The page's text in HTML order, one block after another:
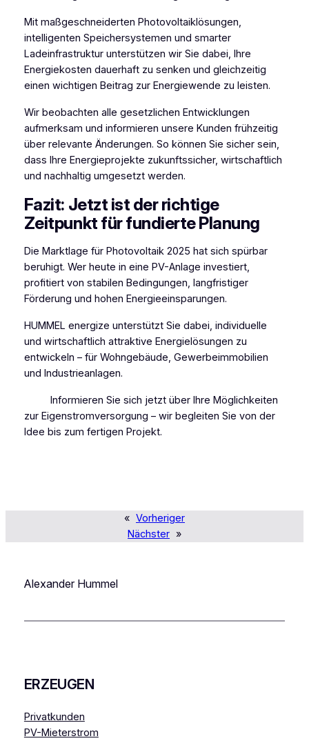
Mit maßgeschneiderten Photovoltaiklösungen,
intelligenten Speichersystemen und smarter
Ladeinfrastruktur unterstützen wir Sie dabei, Ihre
Energiekosten dauerhaft zu senken und gleichzeitig
einen wichtigen Beitrag zur Energiewende zu leisten.
Wir beobachten alle gesetzlichen Entwicklungen
aufmerksam und informieren unsere Kunden frühzeitig
über relevante Änderungen. So können Sie sicher sein,
dass Ihre Energieprojekte zukunftssicher, wirtschaftlich
und nachhaltig umgesetzt werden.
Fazit: Jetzt ist der richtige
Zeitpunkt für fundierte Planung
Die Marktlage für Photovoltaik 2025 hat sich spürbar
beruhigt. Wer heute in eine PV-Anlage investiert,
profitiert von stabilen Bedingungen, langfristiger
Förderung und hohen Energieeinsparungen.
HUMMEL energize unterstützt Sie dabei, individuelle
und wirtschaftlich attraktive Energielösungen zu
entwickeln – für Wohngebäude, Gewerbeimmobilien
und Industrieanlagen.
Informieren Sie sich jetzt über Ihre Möglichkeiten
zur Eigenstromversorgung – wir begleiten Sie von der
Idee bis zum fertigen Projekt.
« Vorheriger
Nächster »
Alexander Hummel
ERZEUGEN
Privatkunden
PV-Mieterstrom